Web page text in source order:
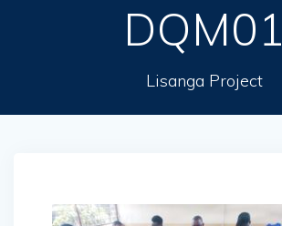
DQM01
Lisanga Project